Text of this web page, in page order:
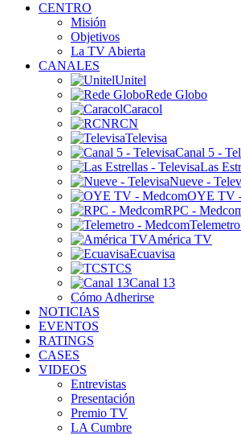
CENTRO
Misión
Objetivos
La TV Abierta
CANALES
Unitel
Rede Globo
Caracol
RCN
Televisa
Canal 5 -
Las
Nueve -
OYE TV
RPC -
América TV
Ecuavisa
TCS
Canal 13
Cómo Adherirse
NOTICIAS
EVENTOS
RATINGS
CASES
VIDEOS
Entrevistas
Presentación
Premio TV
LA Cumbre